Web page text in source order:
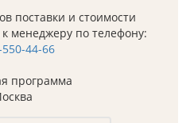
поставки и стоимости
менеджеру по телефону:
44-66
программа